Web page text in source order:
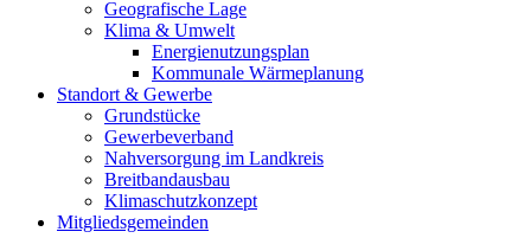
Geografische Lage
Klima & Umwelt
Energienutzungsplan
Kommunale Wärmeplanung
Standort & Gewerbe
Grundstücke
Gewerbeverband
Nahversorgung im Landkreis
Breitbandausbau
Klimaschutzkonzept
Mitgliedsgemeinden